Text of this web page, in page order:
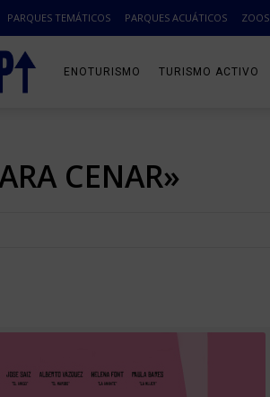
PARQUES TEMÁTICOS PARQUES ACUÁTICOS ZOOS
ENOTURISMO TURISMO ACTIVO
CENAR»